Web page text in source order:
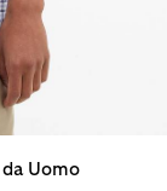
Uomo